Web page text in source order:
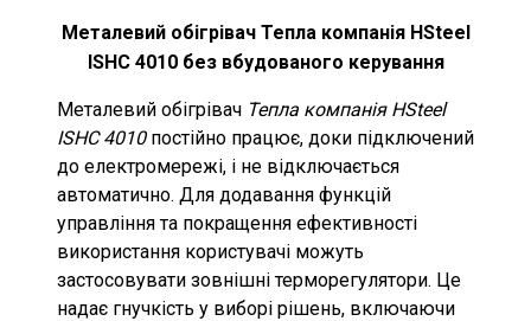
Металевий обігрівач Тепла компанія HSteel
ISHC 4010 без вбудованого керування
Металевий обігрівач Тепла компанія HSteel
ISHC 4010 постійно працює, доки підключений
до електромережі, і не відключається
автоматично. Для додавання функцій
управління та покращення ефективності
використання користувачі можуть
застосовувати зовнішні терморегулятори. Це
надає гнучкість у виборі рішень, включаючи